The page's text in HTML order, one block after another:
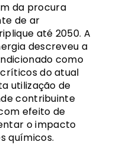
da procura
de ar
até 2050. A
descreveu a
como
do atual
utilização de
contribuinte
efeito de
o impacto
químicos.